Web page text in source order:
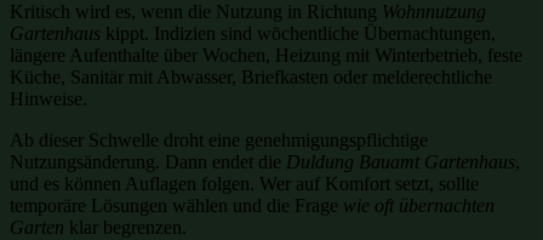
Kritisch wird es, wenn die Nutzung in Richtung Wohnnutzung
Gartenhaus kippt. Indizien sind wöchentliche Übernachtungen,
längere Aufenthalte über Wochen, Heizung mit Winterbetrieb, feste
Küche, Sanitär mit Abwasser, Briefkasten oder melderechtliche
Hinweise.
Ab dieser Schwelle droht eine genehmigungspflichtige
Nutzungsänderung. Dann endet die Duldung Bauamt Gartenhaus,
und es können Auflagen folgen. Wer auf Komfort setzt, sollte
temporäre Lösungen wählen und die Frage wie oft übernachten
Garten klar begrenzen.